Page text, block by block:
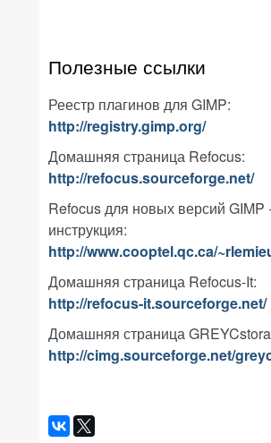
Полезные ссылки
Реестр плагинов для GIMP:
http://registry.gimp.org/
Домашняя страница Refocus:
http://refocus.sourceforge.net/
Refocus для новых версий GIMP
инструкция:
http://www.cooptel.qc.ca/
Домашняя страница Refocus-It:
http://refocus-it.sourceforge.net/
Домашняя страница
http://cimg.sourceforge.net/